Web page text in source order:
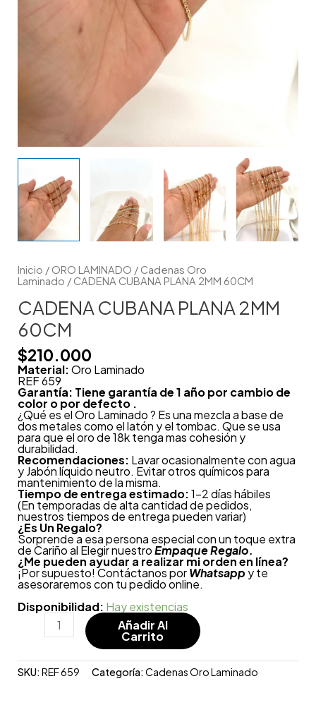
Inicio / ORO LAMINADO / Cadenas Oro
Laminado / CADENA CUBANA PLANA 2MM 60CM
CADENA CUBANA PLANA 2MM
60CM
$210.000
Material:Oro Laminado
REF 659
Garantía: Tiene garantía de 1 año por cambio de
color o por defecto .
¿Qué es el Oro Laminado ? Es una mezcla a base de
dos metales como el latón y el tombac. Que se usa
para que el oro de 18k tenga mas cohesión y
durabilidad.
Recomendaciones: Lavar ocasionalmente con agua
y Jabón líquido neutro. Evitar otros químicos para
mantenimiento de la misma.
Tiempo de entrega estimado:1-2 días hábiles
(En temporadas de alta cantidad de pedidos,
nuestros tiempos de entrega pueden variar)
¿Es Un Regalo?
Sorprende a esa persona especial con un toque extra
de Cariño al Elegir nuestroEmpaque Regalo.
¿Me pueden ayudar a realizar mi orden en línea?
¡Por supuesto! Contáctanos porWhatsapp y te
asesoraremos con tu pedido online.
Disponibilidad: Hay existencias
Añadir Al
Carrito
SKU:REF 659 Categoría:Cadenas Oro Laminado